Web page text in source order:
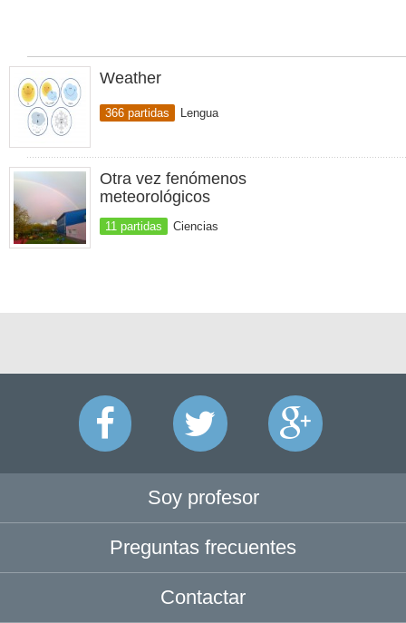
Weather
366 partidas Lengua
Otra vez fenómenos
meteorológicos
11 partidas Ciencias
Soy profesor
Preguntas frecuentes
Contactar